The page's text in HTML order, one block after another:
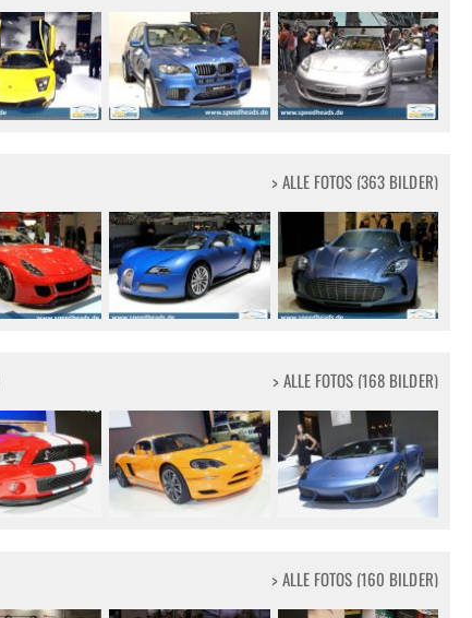
> ALLE FOTOS (363 BILDER)
> ALLE FOTOS (168 BILDER)
> ALLE FOTOS (160 BILDER)